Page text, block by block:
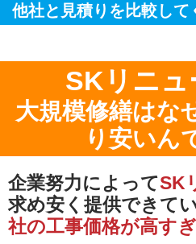
他社と見積りを比較して
SKリニュ
大規模修繕はな
り安いん
企業努力によってSK
求め安く提供できて
社の工事価格が高す